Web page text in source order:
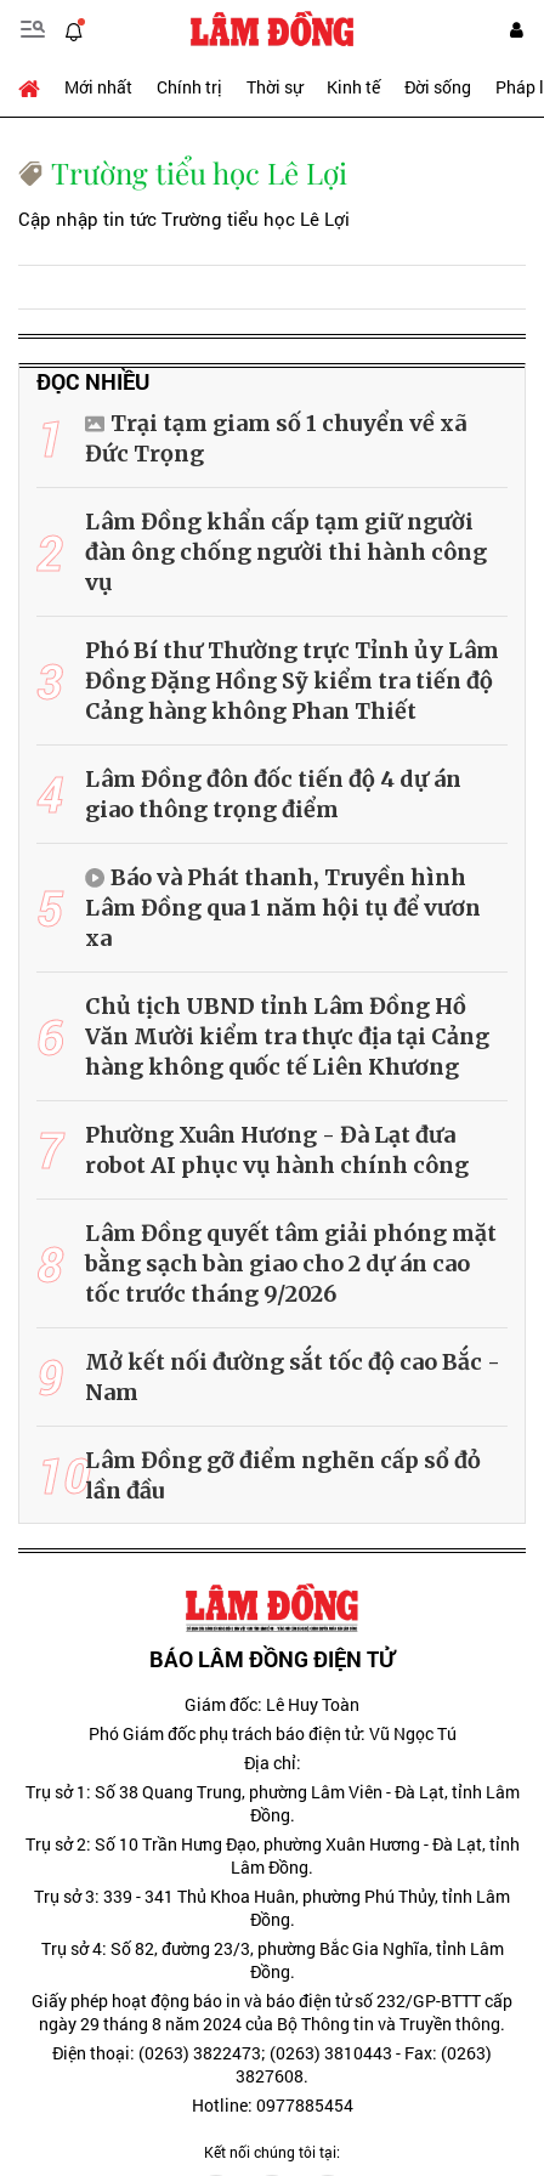
Mới nhất Chính trị Thời sự Kinh tế Đời sống Pháp
Trường tiểu học Lê Lợi
Cập nhập tin tức Trường tiểu học Lê Lợi
ĐỌC NHIỀU
1
Trại tạm giam số 1 chuyển về xã
Đức Trọng
2
Lâm Đồng khẩn cấp tạm giữ người
đàn ông chống người thi hành công
vụ
3
Phó Bí thư Thường trực Tỉnh ủy Lâm
Đồng Đặng Hồng Sỹ kiểm tra tiến độ
Cảng hàng không Phan Thiết
4
Lâm Đồng đôn đốc tiến độ 4 dự án
giao thông trọng điểm
5
Báo và Phát thanh, Truyền hình
Lâm Đồng qua 1 năm hội tụ để vươn
xa
6
Chủ tịch UBND tỉnh Lâm Đồng Hồ
Văn Mười kiểm tra thực địa tại Cảng
hàng không quốc tế Liên Khương
7
Phường Xuân Hương - Đà Lạt đưa
robot AI phục vụ hành chính công
8
Lâm Đồng quyết tâm giải phóng mặt
bằng sạch bàn giao cho 2 dự án cao
tốc trước tháng 9/2026
9
Mở kết nối đường sắt tốc độ cao Bắc -
Nam
10Lâm Đồng gỡ điểm nghẽn cấp sổ đỏ
lần đầu
BÁO LÂM ĐỒNG ĐIỆN TỬ
Giám đốc: Lê Huy Toàn
Phó Giám đốc phụ trách báo điện tử: Vũ Ngọc Tú
Địa chỉ:
Trụ sở 1: Số 38 Quang Trung, phường Lâm Viên - Đà Lạt, tỉnh Lâm
Đồng.
Trụ sở 2: Số 10 Trần Hưng Đạo, phường Xuân Hương - Đà Lạt, tỉnh
Lâm Đồng.
Trụ sở 3: 339 - 341 Thủ Khoa Huân, phường Phú Thủy, tỉnh Lâm
Đồng.
Trụ sở 4: Số 82, đường 23/3, phường Bắc Gia Nghĩa, tỉnh Lâm
Đồng.
Giấy phép hoạt động báo in và báo điện tử số 232/GP-BTTT cấp
ngày 29 tháng 8 năm 2024 của Bộ Thông tin và Truyền thông.
Điện thoại: (0263) 3822473; (0263) 3810443 - Fax: (0263)
3827608.
Hotline: 0977885454
Kết nối chúng tôi tại: